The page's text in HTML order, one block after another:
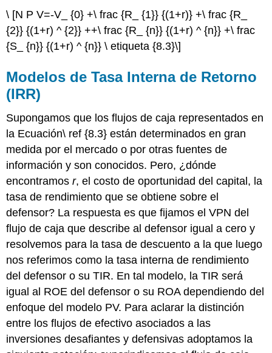
\ [N P V=-V_ {0} +\ frac {R_ {1}} {(1+r)} +\ frac {R_
{2}} {(1+r) ^ {2}} ++\ frac {R_ {n}} {(1+r) ^ {n}} +\ frac
{S_ {n}} {(1+r) ^ {n}} \ etiqueta {8.3}\]
Modelos de Tasa Interna de Retorno
(IRR)
Supongamos que los flujos de caja representados en
la Ecuación\ ref {8.3} están determinados en gran
medida por el mercado o por otras fuentes de
información y son conocidos. Pero, ¿dónde
encontramosr, el costo de oportunidad del capital, la
tasa de rendimiento que se obtiene sobre el
defensor? La respuesta es que fijamos el VPN del
flujo de caja que describe al defensor igual a cero y
resolvemos para la tasa de descuento a la que luego
nos referimos como la tasa interna de rendimiento
del defensor o su TIR. En tal modelo, la TIR será
igual al ROE del defensor o su ROA dependiendo del
enfoque del modelo PV. Para aclarar la distinción
entre los flujos de efectivo asociados a las
inversiones desafiantes y defensivas adoptamos la